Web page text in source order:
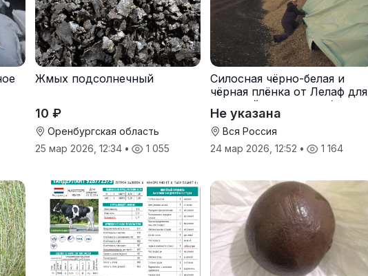
Жмых подсолнечный
10 ₽
Оренбургская область
25 мар 2026, 12:34 • 1 055
Силосная чёрно-белая и
чёрная плёнка от Лелаф для
траншей и ям силоса/сенажа
Не указана
Вся Россия
24 мар 2026, 12:52 • 1 164